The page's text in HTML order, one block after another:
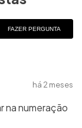
FAZER PERGUNTA
há 2 meses
na numeração